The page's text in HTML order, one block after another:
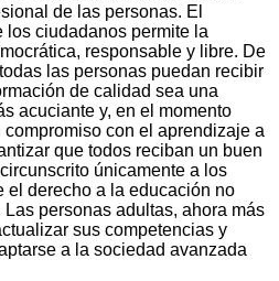
de las personas. El
los ciudadanos permite la
responsable y libre. De
las personas puedan recibir
de calidad sea una
acuciante y, en el momento
con el aprendizaje a
que todos reciban un buen
únicamente a los
el derecho a la educación no
personas adultas, ahora más
sus competencias y
a la sociedad avanzada